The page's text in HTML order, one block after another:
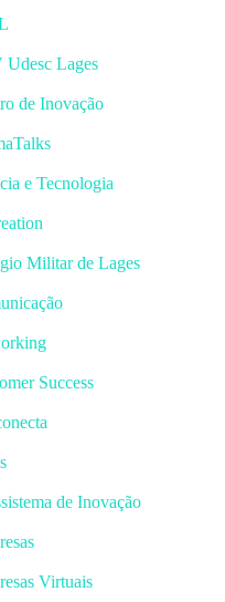
Udesc Lages
de Inovação
e Tecnologia
Militar de Lages
Success
de Inovação
Virtuais